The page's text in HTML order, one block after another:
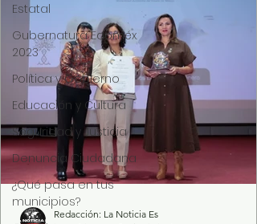
Estatal
Gubernatura Edoméx
2023
Política y Gobierno
Educación y Cultura
Seguridad y Justicia
Denuncia Ciudadana
¿Qué pasa en tus
municipios?
Redacción: La Noticia Es